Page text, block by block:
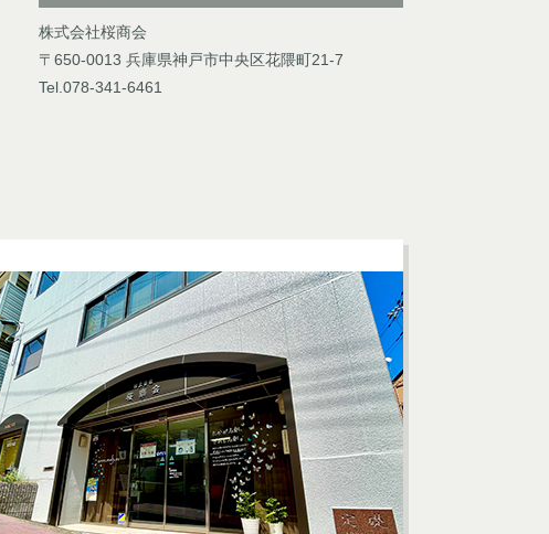
株式会社桜商会
〒650-0013 兵庫県神戸市中央区花隈町21-7
Tel.078-341-6461